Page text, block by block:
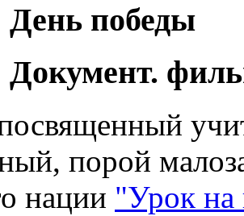
День победы
Документ.
порой
нации "Урок